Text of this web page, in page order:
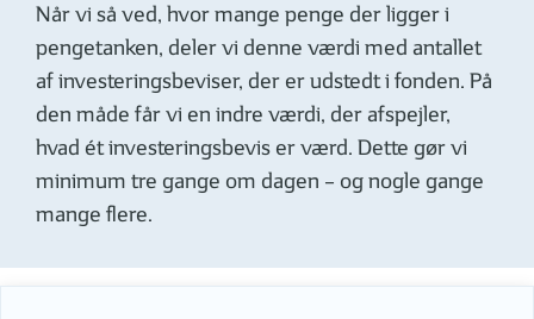
Når vi så ved, hvor mange penge der ligger i
pengetanken, deler vi denne værdi med antallet
af investeringsbeviser, der er udstedt i fonden. På
den måde får vi en indre værdi, der afspejler,
hvad ét investeringsbevis er værd. Dette gør vi
minimum tre gange om dagen – og nogle gange
mange flere.